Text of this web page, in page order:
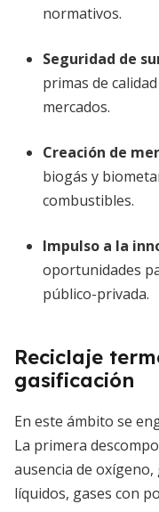
normativos.
Seguridad de
primas de
mercados.
Creación de
biogás y
combustibles.
Impulso a la
oportunidades
público-privada.
Reciclaje
gasificación
En este ámbito se
La primera
ausencia de
líquidos, gases con